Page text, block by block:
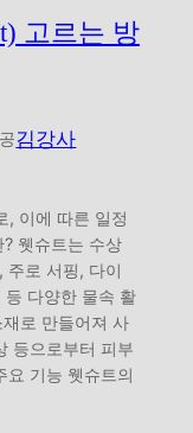
고르는 방
김강사
, 이에 따른 일정
웻슈트는 수상
주로 서핑, 다이
다양한 물속 활
로 만들어져 사
등으로부터 피부
요 기능 웻슈트의